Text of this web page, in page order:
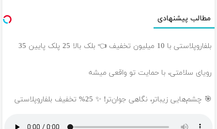
مطالب پیشنهادی
بلفاروپلاستی با 10 میلیون تخفیف 👈 بلک بالا 25 پلک پایین 35
رویای سلامتی، با حمایت تو واقعی میشه
🎯 چشم‌هایی زیباتر، نگاهی جوان‌تر! ✨ 25% تخفیف بلفاروپلاستی